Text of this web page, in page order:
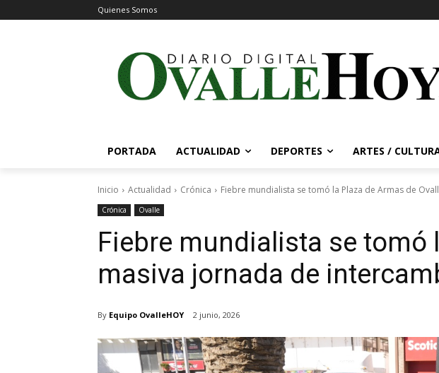
Quienes Somos
PORTADA ACTUALIDAD DEPORTES ARTES /
Inicio Actualidad Crónica Fiebre mundialista se tomó la Plaza de Armas de
Crónica Ovalle
Fiebre mundialista se tomó
masiva jornada de
By Equipo OvalleHOY 2 junio, 2026